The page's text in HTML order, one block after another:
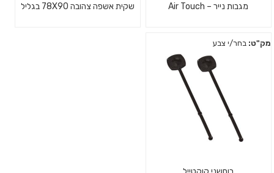
מגבות נייר – Air Touch שקית אשפה צהובה 78X90 בגליל
מק"ט: בחר/י צבע